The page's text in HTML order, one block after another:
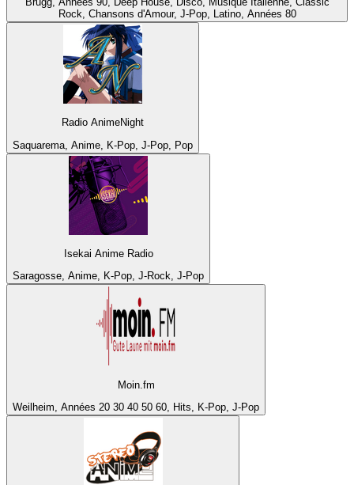
Rock, Chansons d'Amour, J-Pop, Latino, Années 80
Radio AnimeNight
Saquarema, Anime, K-Pop, J-Pop, Pop
Isekai Anime Radio
Saragosse, Anime, K-Pop, J-Rock, J-Pop
Moin.fm
Weilheim, Années 20 30 40 50 60, Hits, K-Pop, J-Pop